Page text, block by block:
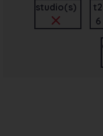
studio(s)
t2
6